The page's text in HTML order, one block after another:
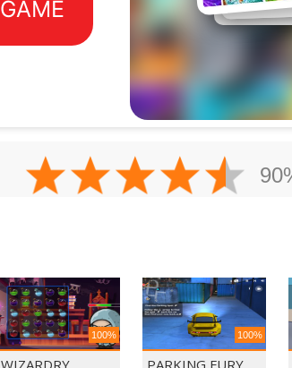
100%
WIZARDRY
100%
PARKING FURY